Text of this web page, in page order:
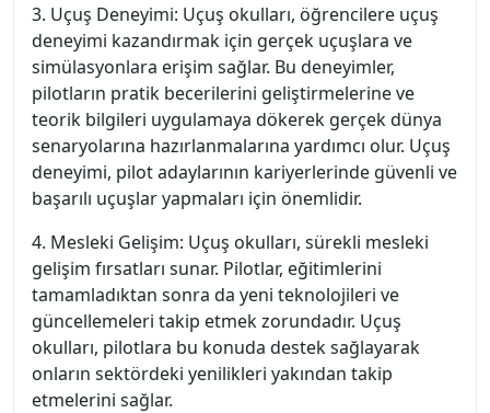
3. Uçuş Deneyimi: Uçuş okulları, öğrencilere uçuş
deneyimi kazandırmak için gerçek uçuşlara ve
simülasyonlara erişim sağlar. Bu deneyimler,
pilotların pratik becerilerini geliştirmelerine ve
teorik bilgileri uygulamaya dökerek gerçek dünya
senaryolarına hazırlanmalarına yardımcı olur. Uçuş
deneyimi, pilot adaylarının kariyerlerinde güvenli ve
başarılı uçuşlar yapmaları için önemlidir.
4. Mesleki Gelişim: Uçuş okulları, sürekli mesleki
gelişim fırsatları sunar. Pilotlar, eğitimlerini
tamamladıktan sonra da yeni teknolojileri ve
güncellemeleri takip etmek zorundadır. Uçuş
okulları, pilotlara bu konuda destek sağlayarak
onların sektördeki yenilikleri yakından takip
etmelerini sağlar.